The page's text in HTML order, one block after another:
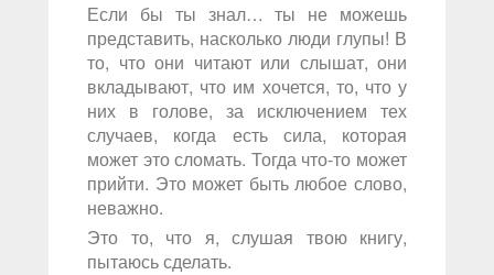
Если бы ты знал… ты не можешь
представить, насколько люди глупы! В
то, что они читают или слышат, они
вкладывают, что им хочется, то, что у
них в голове, за исключением тех
случаев, когда есть сила, которая
может это сломать. Тогда что-то может
прийти. Это может быть любое слово,
неважно.
Это то, что я, слушая твою книгу,
пытаюсь сделать.